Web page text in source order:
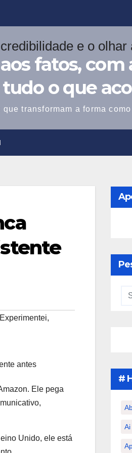
fatos, com
o que
transformam a forma
,
Ele pega
Unido, ele está
#
Ai